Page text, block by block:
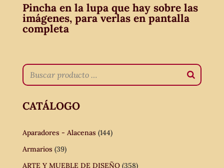
Pincha en la lupa que hay sobre las
imágenes, para verlas en pantalla
completa
CATÁLOGO
Aparadores - Alacenas (144)
Armarios (39)
ARTE Y MUEBLE DE DISEÑO (358)